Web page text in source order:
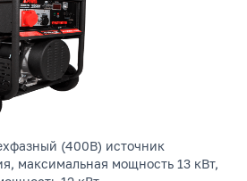
(400В) источник
максимальная мощность 13 кВт,